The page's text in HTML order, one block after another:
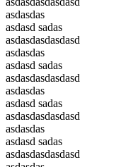
asdasdas
asdasd sadas
asdasdasdasdasd
asdasdas
asdasd sadas
asdasdasdasdasd
asdasdas
asdasd sadas
asdasdasdasdasd
asdasdas
asdasd sadas
asdasdasdasdasd